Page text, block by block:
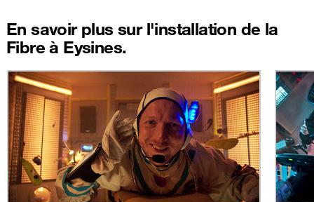
En savoir plus sur l'installation de la
Fibre à Eysines.